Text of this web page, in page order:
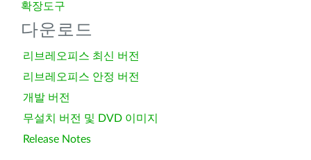
확장도구
다운로드
리브레오피스 최신 버전
리브레오피스 안정 버전
개발 버전
무설치 버전 및 DVD 이미지
Release Notes